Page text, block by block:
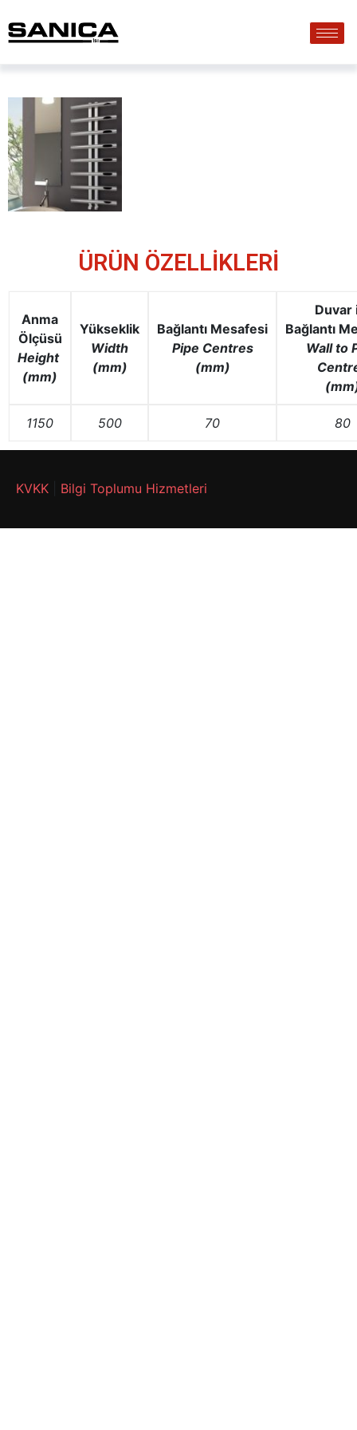
ÜRÜN ÖZELLİKLERİ
Anma
Ölçüsü
Height
(mm)
Yükseklik
Width
(mm)
Bağlantı Mesafesi
Pipe Centres
(mm)
Duvar
Bağlantı
Wall to
1150 500 70 80
KVKK Bilgi Toplumu Hizmetleri